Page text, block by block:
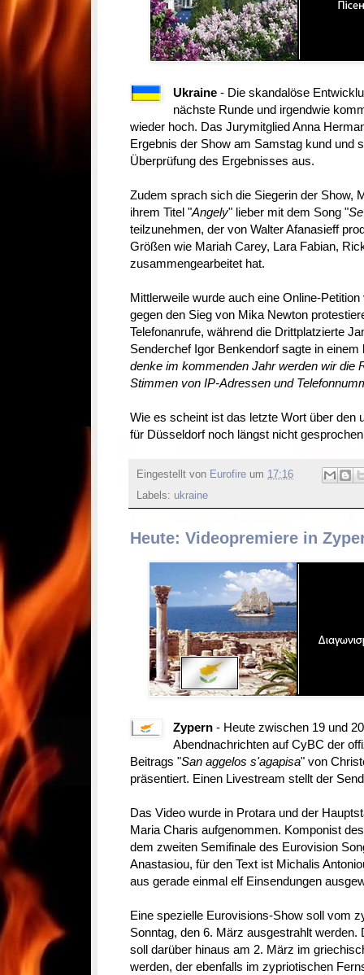
Ukraine - Die skandalöse
nächste Runde und irgendwie
wieder hoch. Das Jurymitglied Anna
Ergebnis der Show am Samstag kund und
Überprüfung des Ergebnisses aus.
Zudem sprach sich die Siegerin der Show,
ihrem Titel "Angely" lieber mit dem Song "
teilzunehmen, der von Walter Afanasieff
Größen wie Mariah Carey, Lara Fabian,
zusammengearbeitet hat.
Mittlerweile wurde auch eine Online-
gegen den Sieg von Mika Newton
Telefonanrufe, während die Drittplatzierte
Senderchef Igor Benkendorf sagte in
denke im kommenden Jahr werden wir die
Stimmen von IP-Adressen und
Wie es scheint ist das letzte Wort über den
für Düsseldorf noch längst nicht
Eingestellt von Eurofire um 17:16
Labels: ukraine
Heute: Videopremiere in
Zypern - Heute zwischen 19 und
Abendnachrichten auf CyBC der
Beitrags "San aggelos s'agapisa" von
präsentiert. Einen Livestream stellt der
Das Video wurde in Protara und der
Maria Charis aufgenommen. Komponist
dem zweiten Semifinale des Eurovision
Anastasiou, für den Text ist Michalis
aus gerade einmal elf Einsendungen
Eine spezielle Eurovisions-Show soll vom
Sonntag, den 6. März ausgestrahlt
soll darüber hinaus am 2. März im
werden, der ebenfalls im zypriotischen